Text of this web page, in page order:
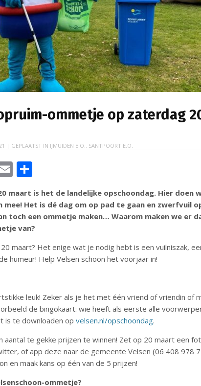
ommetje op zaterdag
| GEPLAATST IN IJMUIDEN E.O., SANTPOORT E.O.
E
m
ai
l
e
n
maart is het de landelijke opschoondag. Hier doen
mee! Het is dé dag om op pad te gaan en zwerfvuil
toch een ommetje maken… Waarom maken we er
van?
maart? Het enige wat je nodig hebt is een vuilniszak,
humeur! Help Velsen schoon het voorjaar in!
leuk! Zeker als je het met één vriend of vriendin of
de bingokaart: wie heeft als eerste alle
is te downloaden opvelsen.nl/opschoondag.
aantal te gekke prijzen te winnen! Zet op 20 maart een
of app deze naar de gemeente Velsen (06 408 978
en maak kans op één van de 5 prijzen!
ommetje?